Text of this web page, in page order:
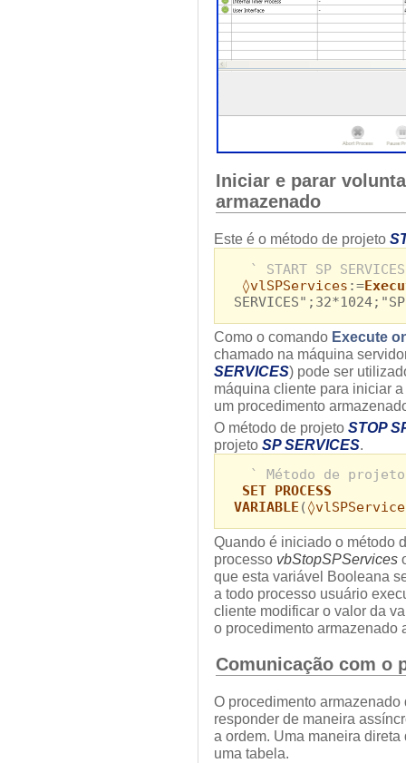
Iniciar e parar
armazenado
Este é o método de projeto
` START SP
◊vlSPServices :=
Como o comando Execute
chamado na máquina
SERVICES) pode ser
máquina cliente para iniciar
um procedimento
O método de projeto STOP
projeto SP SERVICES
` Método de projeto
SET PROCESS
VARIABLE (
Quando é iniciado o método
processo vbStopSPServices
que esta variável Booleana
a todo processo usuário
cliente modificar o valor da
o procedimento armazenado
Comunicação com o
O procedimento
responder de maneira
a ordem. Uma maneira
uma tabela.